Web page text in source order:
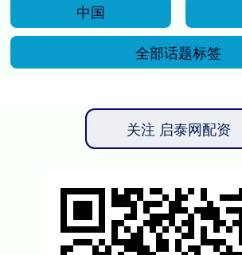
中国
全部话题标签
关注 启泰网配资